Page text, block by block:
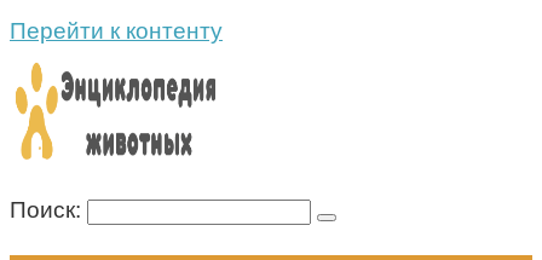
Перейти к контенту
Поиск: